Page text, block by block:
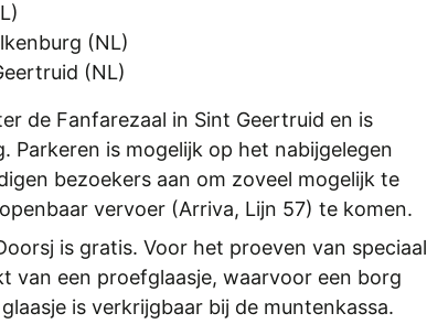
(NL)
(NL)
de Fanfarezaal in Sint Geertruid en is
Parkeren is mogelijk op het nabijgelegen
bezoekers aan om zoveel mogelijk te
vervoer (Arriva, Lijn 57) te komen.
is gratis. Voor het proeven van speciaal
van een proefglaasje, waarvoor een borg
is verkrijgbaar bij de muntenkassa.